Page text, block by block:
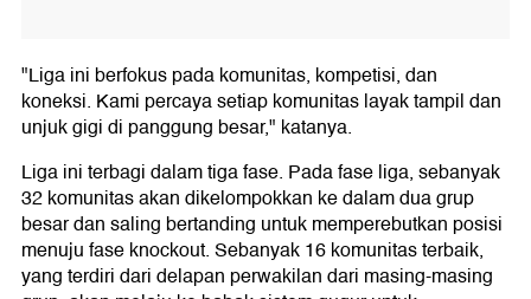
"Liga ini berfokus pada komunitas, kompetisi, dan
koneksi. Kami percaya setiap komunitas layak tampil dan
unjuk gigi di panggung besar," katanya.
Liga ini terbagi dalam tiga fase. Pada fase liga, sebanyak
32 komunitas akan dikelompokkan ke dalam dua grup
besar dan saling bertanding untuk memperebutkan posisi
menuju fase knockout. Sebanyak 16 komunitas terbaik,
yang terdiri dari delapan perwakilan dari masing-masing